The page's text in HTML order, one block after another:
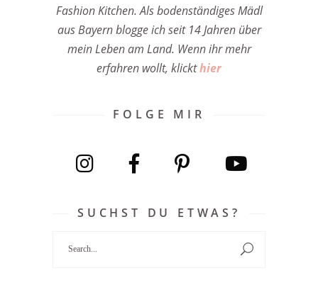
Fashion Kitchen. Als bodenständiges Mädl
aus Bayern blogge ich seit 14 Jahren über
mein Leben am Land. Wenn ihr mehr
erfahren wollt, klickthier
FOLGE MIR
SUCHST DU ETWAS?